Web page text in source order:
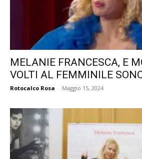
MELANIE FRANCESCA, E
VOLTI AL FEMMINILE
Rotocalco Rosa - Maggio 15, 2024